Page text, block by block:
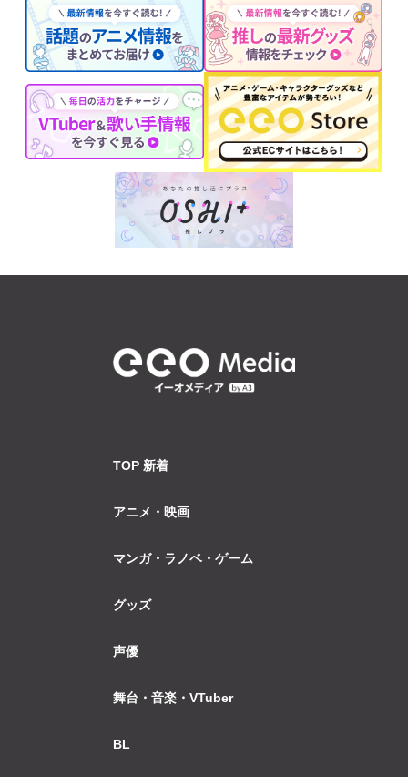
TOP 新着
アニメ・映画
マンガ・ラノベ・ゲーム
グッズ
声優
舞台・音楽・VTuber
BL